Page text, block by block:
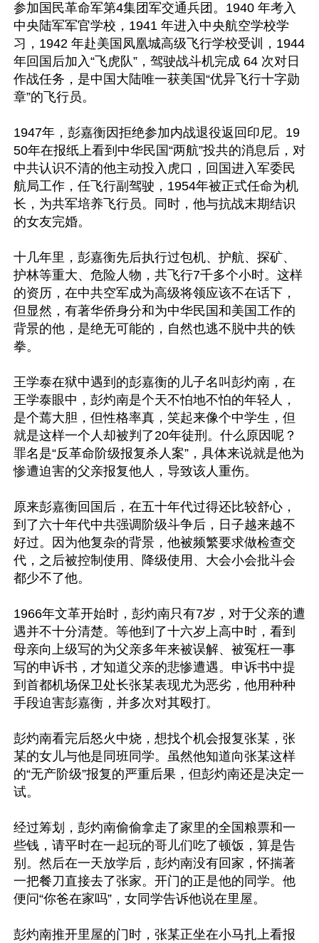
参加国民革命军第4集团军交通兵团。‌‌‌1940 年考入
中央陆军军官学校，1941 年进入中央航空学校学
习，1942 年赴美国凤凰城高级飞行学校受训，1944
年回国后加入“飞虎队”，驾驶战斗机完成 64 次对日
作战任务，是‌中国大陆唯一获美国“优异飞行十字勋
章”的飞行员‌。
1947年，彭嘉衡因拒绝参加内战退役返回印尼。19
50年在报纸上看到中华民国“两航”投共的消息后，对
中共认识不清的他主动投入虎口，回国进入军委民
航局工作，任飞行副驾驶，1954年被正式任命为机
长，为共军培养飞行员。同时，他与抗战末期结识
的女友完婚。
十几年里，彭嘉衡先后执行过包机、护航、探矿、
护林等重大、危险人物，共飞行7千多个小时。这样
的资历，在中共空军成为高级将领应该不在话下，
但显然，有著华侨身分和为中华民国和美国工作的
背景的他，是绝无可能的，自然也逃不脱中共的铁
拳。
王学泰在狱中遇到的彭嘉衡的儿子名叫彭灼南，在
王学泰眼中，彭灼南是个天不怕地不怕的年轻人，
是个蔫大胆，但性格率真，笑起来像个中学生，但
就是这样一个人却被判了20年徒刑。什么原因呢？
罪名是“反革命阶级报复杀人案”，具体来说就是他为
惨遭迫害的父亲报复他人，导致该人重伤。
原来彭嘉衡回国后，在五十年代过得还比较舒心，
到了六十年代中共强调阶级斗争后，日子越来越不
好过。因为他复杂的背景，他被频繁要求做检查交
代，之后被控制使用、降级使用、大会小会批斗会
都少不了他。
1966年文革开始时，彭灼南只有7岁，对于父亲的遭
遇并不十分清楚。等他到了十六岁上高中时，看到
母亲向上级写的为父亲多年来被误解、被冤枉一事
写的申诉书，才知道父亲的悲惨遭遇。申诉书中提
到首都机场保卫处长张某表现尤为恶劣，他用种种
手段迫害彭嘉衡，并多次对其殴打。
彭灼南看完后怒火中烧，想找个机会报复张某，张
某的女儿与他是同班同学。虽然他知道向张某这样
的“无产阶级”报复的严重后果，但彭灼南还是决定一
试。
经过筹划，彭灼南偷偷拿走了家里的全国粮票和一
些钱，请平时在一起玩的哥儿们吃了顿饭，算是告
别。然后在一天放学后，彭灼南没有回家，怀揣著
一把餐刀直接去了张家。开门的正是他的同学。他
便问“你爸在家吗”，女同学告诉他说在里屋。
彭灼南推开里屋的门时，张某正坐在小马扎上看报